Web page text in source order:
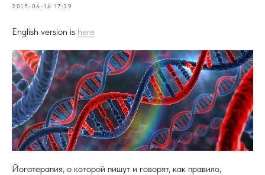
2015-06-16 17:39
English version is here
Йогатерапия, о которой пишут и говорят, как правило,